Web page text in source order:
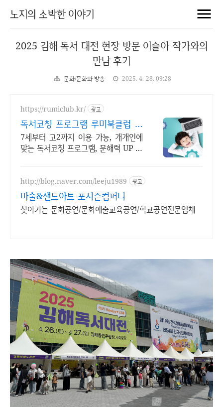
노지의 소박한 이야기
2025 김해 독서 대전 현장 방문 이슬아 작가와의
만남 후기
문화/문화와 방송 2025. 4. 28. 09:28
https://rumiclub.kr/ 광고
독서코칭 프로그램 루미북클럽 새
입시에 맞는 프로그램운영!
7세부터 고2까지 이용 가능, 개개인에
맞는 독서코칭 프로그램, 문해력 UP 독
http://blog.naver.com/leeju1989 광고
마술&샌드아트 포시즌컴퍼니
찾아가는 문화공연/문화예술교육공연/학교공연전문업체